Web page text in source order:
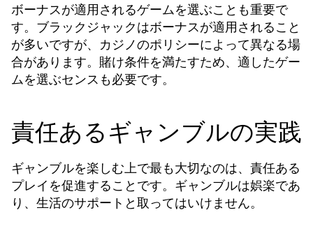
ボーナスが適用されるゲームを選ぶことも重要で
す。ブラックジャックはボーナスが適用されること
が多いですが、カジノのポリシーによって異なる場
合があります。賭け条件を満たすため、適したゲー
ムを選ぶセンスも必要です。
責任あるギャンブルの実践
ギャンブルを楽しむ上で最も大切なのは、責任ある
プレイを促進することです。ギャンブルは娯楽であ
り、生活のサポートと取ってはいけません。